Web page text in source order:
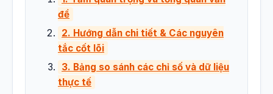
đề
2. Hướng dẫn chi tiết & Các nguyên
tắc cốt lõi
3. Bảng so sánh các chỉ số và dữ liệu
thực tế